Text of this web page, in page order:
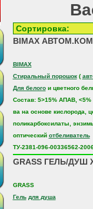
BIMAX
BIMAX
Стиральный порошок(
Для белогои цветного
Состав: 5>15% АПАВ,
ва на основе кислорода,
поликарбоксилаты,
оптический отбеливатель
ТУ-2381-096-00336562-
GRASS ГЕЛЬ/ДУШ
GRASS
Гель для душа